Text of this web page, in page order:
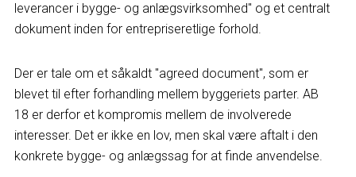
leverancer i bygge- og anlægsvirksomhed" og et centralt
dokument inden for entrepriseretlige forhold.
Der er tale om et såkaldt "agreed document", som er
blevet til efter forhandling mellem byggeriets parter. AB
18 er derfor et kompromis mellem de involverede
interesser. Det er ikke en lov, men skal være aftalt i den
konkrete bygge- og anlægssag for at finde anvendelse.